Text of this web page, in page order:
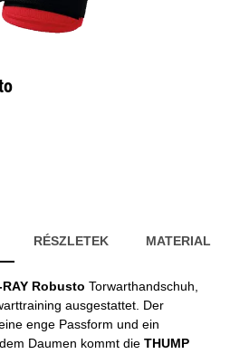
RÉSZLETEK MATERIAL
Robusto Torwarthandschuh,
ausgestattet. Der
enge Passform und ein
Daumen kommt die THUMP